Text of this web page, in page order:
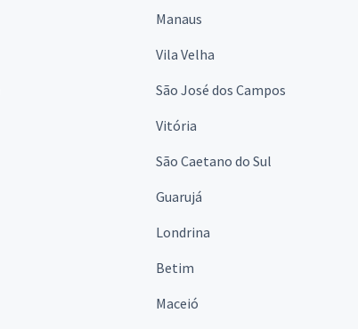
Manaus
Vila Velha
São José dos Campos
Vitória
São Caetano do Sul
Guarujá
Londrina
Betim
Maceió